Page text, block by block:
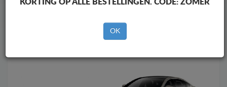
Terug naar de catalogus
KORTING OP ALLE BESTELLINGEN. CODE: ZOMER
OK